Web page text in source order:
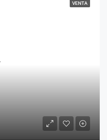
VENTA